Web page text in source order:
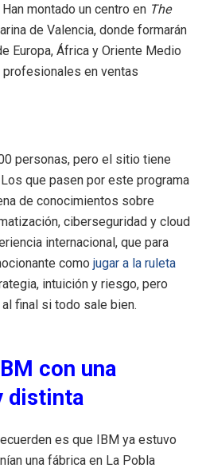
montado un centro en The
de Valencia, donde formarán
Europa, África y Oriente Medio
profesionales en ventas
personas, pero el sitio tiene
que pasen por este programa
de conocimientos sobre
ciberseguridad y cloud
internacional, que para
como jugar a la ruleta
intuición y riesgo, pero
final si todo sale bien.
con una
distinta
es que IBM ya estuvo
una fábrica en La Pobla